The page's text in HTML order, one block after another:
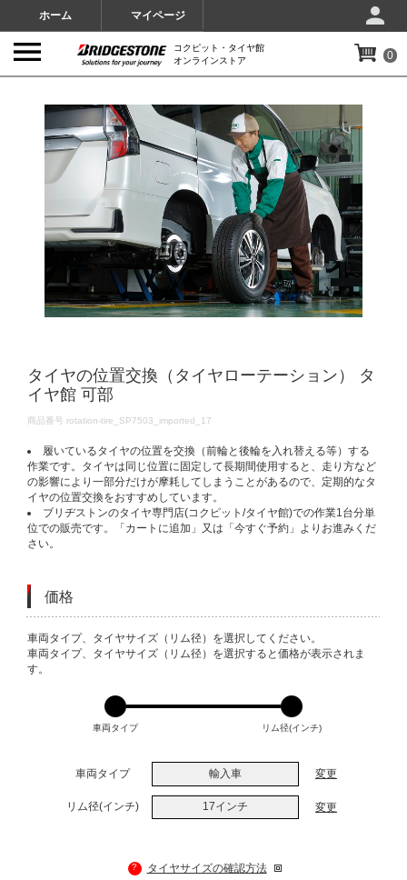
ホーム マイページ
コクピット・タイヤ館
オンラインストア
0
タイヤの位置交換（タイヤローテーション） タ
イヤ館 可部
DETAILS
商品番号 rotation-tire_SP7503_imported_17
履いているタイヤの位置を交換（前輪と後輪を入れ替える等）する
作業です。タイヤは同じ位置に固定して長期間使用すると、走り方など
の影響により一部分だけが摩耗してしまうことがあるので、定期的なタ
イヤの位置交換をおすすめしています。
ブリヂストンのタイヤ専門店(コクピット/タイヤ館)での作業1台分単
位での販売です。「カートに追加」又は「今すぐ予約」よりお進みくだ
さい。
価格
VARIATIONS
車両タイプ、タイヤサイズ（リム径）を選択してください。
車両タイプ、タイヤサイズ（リム径）を選択すると価格が表示されま
す。
車両タイプ リム径(インチ)
車両タイプ 輸入車 変更
リム径(インチ) 17インチ 変更
? タイヤサイズの確認方法